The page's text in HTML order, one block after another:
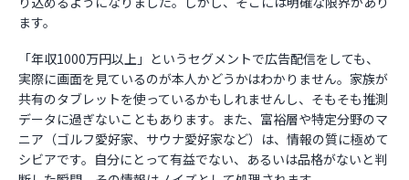
ます。
「年収1000万円以上」というセグメントで広告配信をしても、
実際に画面を見ているのが本人かどうかはわかりません。家族が
共有のタブレットを使っているかもしれませんし、そもそも推測
データに過ぎないこともあります。また、富裕層や特定分野のマ
ニア（ゴルフ愛好家、サウナ愛好家など）は、情報の質に極めて
シビアです。自分にとって有益でない、あるいは品格がないと判